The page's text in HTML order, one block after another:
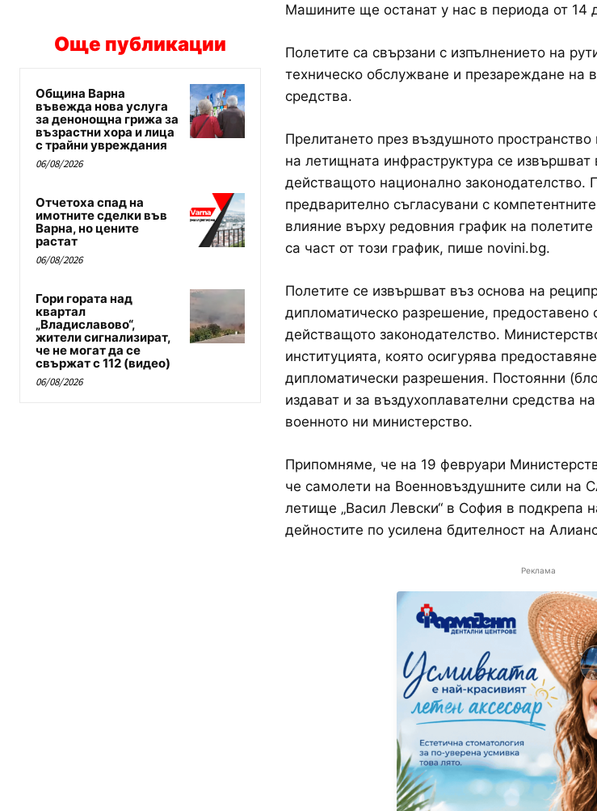
Още публикации
Община Варна
въвежда нова услуга
за денонощна грижа за
възрастни хора и лица
с трайни увреждания
06/08/2026
Отчетоха спад на
имотните сделки във
Варна, но цените
растат
06/08/2026
Гори гората над
квартал
„Владиславово“,
жители сигнализират,
че не могат да се
свържат с 112 (видео)
06/08/2026
Машините ще останат у нас в периода от 14
Полетите са свързани с изпълнението на
техническо обслужване и презареждане на
средства.
Прелитането през въздушното
на летищната инфраструктура се извършват
действащото национално законодателство.
предварително съгласувани с
влияние върху редовния график на
са част от този график, пише novini.bg.
Полетите се извършват въз основа на
дипломатическо разрешение, предоставено
действащото законодателство.
институцията, която осигурява
дипломатически разрешения. Постоянни
издават и за въздухоплавателни средства
военното ни министерство.
Припомняме, че на 19 февруари
че самолети на Военновъздушните сили на
летище „Васил Левски“ в София в подкрепа
дейностите по усилена бдителност на
Реклама